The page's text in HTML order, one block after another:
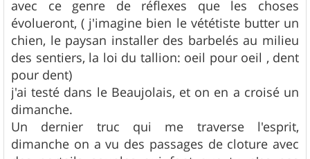
avec ce genre de réflexes que les choses
évolueront, ( j'imagine bien le vététiste butter un
chien, le paysan installer des barbelés au milieu
des sentiers, la loi du tallion: oeil pour oeil , dent
pour dent)
j'ai testé dans le Beaujolais, et on en a croisé un
dimanche.
Un dernier truc qui me traverse l'esprit,
dimanche on a vu des passages de cloture avec